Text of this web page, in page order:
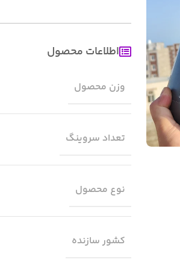
اطلاعات محصول
وزن محصول
تعداد سروینگ
نوع محصول
کشور سازنده